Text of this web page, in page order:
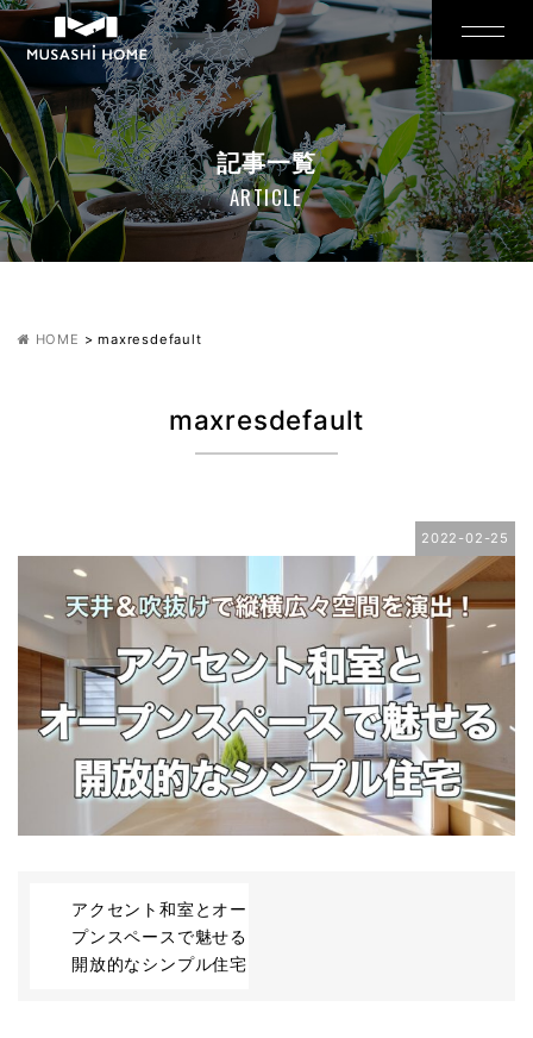
記事一覧
ARTICLE
HOME >maxresdefault
maxresdefault
2022-02-25
アクセント和室とオー
プンスペースで魅せる
開放的なシンプル住宅